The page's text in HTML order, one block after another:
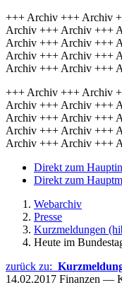
+++ Archiv +++ Archiv
Archiv +++ Archiv +++
Archiv +++ Archiv +++
Archiv +++ Archiv +++
Archiv +++ Archiv +++
+++ Archiv +++ Archiv
Archiv +++ Archiv +++
Archiv +++ Archiv +++
Archiv +++ Archiv +++
Archiv +++ Archiv +++
Direkt zum
Direkt zum
Webarchiv
Presse
Kurzmeldungen
Heute im
zurück zu:
14.02.2017 Finanzen —